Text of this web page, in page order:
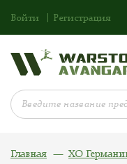
Войти Регистрация
Главная ХО